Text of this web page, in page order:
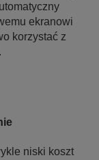
ekranowi
korzystać z
niski koszt